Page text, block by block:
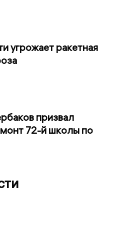
угрожает ракетная
призвал
72-й школы по